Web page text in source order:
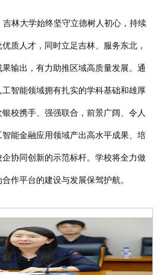
林大学始终坚守立德树人初心，持续
质人才，同时立足吉林、服务东北，
输出，有力助推区域高质量发展。通
智能领域拥有扎实的学科基础和雄厚
校携手、强强联合，前景广阔、令人
能金融应用领域产出高水平成果、培
协同创新的示范标杆。学校将全力做
作平台的建设与发展保驾护航。